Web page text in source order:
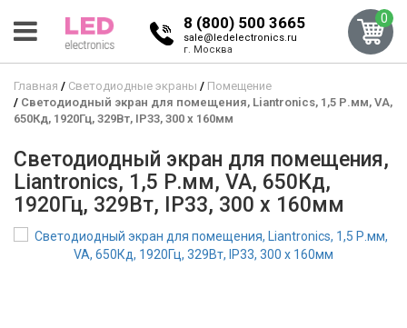
8 (800) 500 3665
sale@ledelectronics.ru
г. Москва
0
Главная Светодиодные экраны
Помещение
Светодиодный экран для помещения, Liantronics, 1,5 Р.мм, VA,
650Кд, 1920Гц, 329Вт, IP33, 300 x 160мм
Светодиодный экран для помещения,
Liantronics, 1,5 Р.мм, VA, 650Кд,
1920Гц, 329Вт, IP33, 300 x 160мм